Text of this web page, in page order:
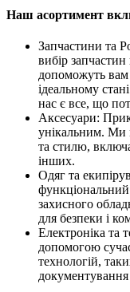
Наш асортимент
Запчастини та
вибір запчастин
допоможуть
ідеальному
нас є все, що
Аксесуари:
унікальним. Ми
та стилю,
інших.
Одяг та
функціональний
захисного
для безпеки і
Електроніка та
допомогою
технологій,